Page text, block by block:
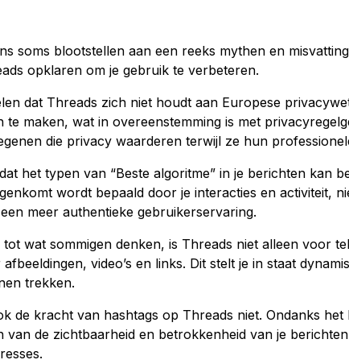
soms blootstellen aan een reeks mythen en
opklaren om je gebruik te verbeteren.
dat Threads zich niet houdt aan Europese
maken, wat in overeenstemming is met
die privacy waarderen terwijl ze hun
het typen van “Beste algoritme” in je berichten kan
wordt bepaald door je interacties en activiteit,
meer authentieke gebruikerservaring.
tot wat sommigen denken, is Threads niet alleen voor
video’s en links. Dit stelt je in staat
trekken.
de kracht van hashtags op Threads niet. Ondanks het
de zichtbaarheid en betrokkenheid van je